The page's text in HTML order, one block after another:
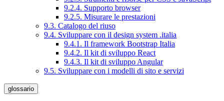
9.2.4. Supporto browser
9.2.5. Misurare le prestazioni
9.3. Catalogo del riuso
9.4. Sviluppare con il design system .italia
9.4.1. Il framework Bootstrap Italia
9.4.2. Il kit di sviluppo React
9.4.3. Il kit di sviluppo Angular
9.5. Sviluppare con i modelli di sito e servizi
glossario